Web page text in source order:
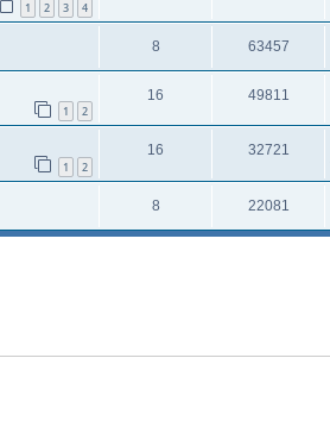
1 2 3 4
8 63457
1 2
16 49811
1 2
16 32721
8 22081